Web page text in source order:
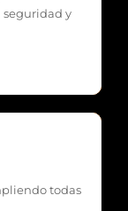
seguridad y
todas